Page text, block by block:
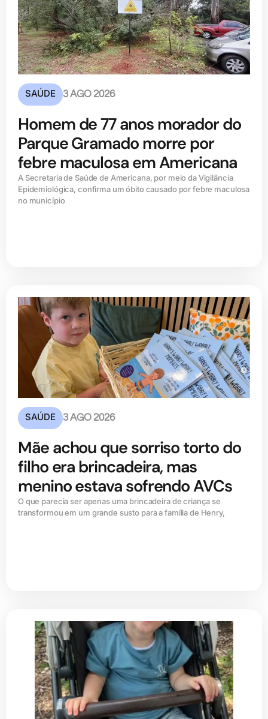
SAÚDE 3 AGO 2026
Homem de 77 anos morador do
Parque Gramado morre por
febre maculosa em Americana
A Secretaria de Saúde de Americana, por meio da Vigilância
Epidemiológica, confirma um óbito causado por febre maculosa
no município
SAÚDE 3 AGO 2026
Mãe achou que sorriso torto do
filho era brincadeira, mas
menino estava sofrendo AVCs
O que parecia ser apenas uma brincadeira de criança se
transformou em um grande susto para a família de Henry,